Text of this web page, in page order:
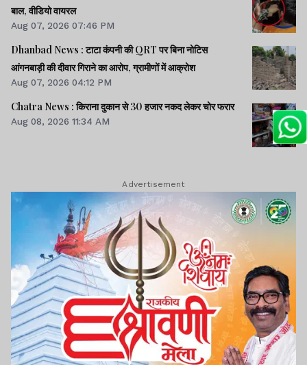
बाल, वीडियो वायरल
Aug 07, 2026 07:46 PM
Dhanbad News : टाटा कंपनी की QRT पर बिना नोटिस
आंगनबाड़ी की दीवार गिराने का आरोप, ग्रामीणों में आक्रोश
Aug 07, 2026 04:12 PM
Chatra News : किराना दुकान से 30 हजार नकद लेकर चोर फरार
Aug 08, 2026 11:34 AM
Advertisement